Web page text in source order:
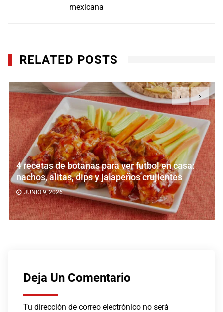
mexicana
RELATED POSTS
4 recetas de botanas para ver futbol en casa:
nachos, alitas, dips y jalapeños crujientes
JUNIO 9, 2026
‹ ›
Deja Un Comentario
Tu dirección de correo electrónico no será